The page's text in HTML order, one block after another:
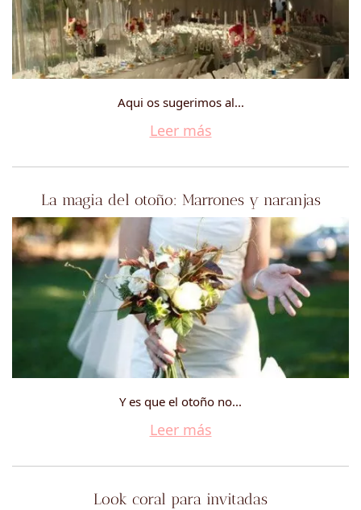
Aqui os sugerimos al...
Leer más
La magia del otoño: Marrones y naranjas
Y es que el otoño no...
Leer más
Look coral para invitadas